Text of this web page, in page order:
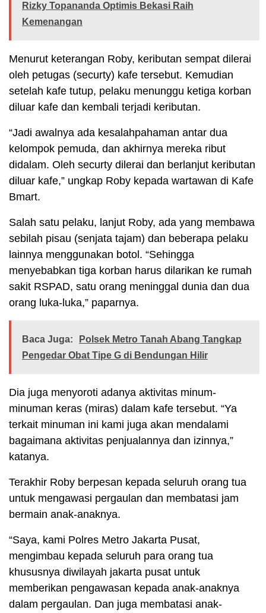
Rizky Topananda Optimis Bekasi Raih
Kemenangan
Menurut keterangan Roby, keributan sempat dilerai
oleh petugas (securty) kafe tersebut. Kemudian
setelah kafe tutup, pelaku menunggu ketiga korban
diluar kafe dan kembali terjadi keributan.
“Jadi awalnya ada kesalahpahaman antar dua
kelompok pemuda, dan akhirnya mereka ribut
didalam. Oleh securty dilerai dan berlanjut keributan
diluar kafe,” ungkap Roby kepada wartawan di Kafe
Bmart.
Salah satu pelaku, lanjut Roby, ada yang membawa
sebilah pisau (senjata tajam) dan beberapa pelaku
lainnya menggunakan botol. “Sehingga
menyebabkan tiga korban harus dilarikan ke rumah
sakit RSPAD, satu orang meninggal dunia dan dua
orang luka-luka,” paparnya.
Baca Juga:
Polsek Metro Tanah Abang Tangkap
Pengedar Obat Tipe G di Bendungan Hilir
Dia juga menyoroti adanya aktivitas minum-
minuman keras (miras) dalam kafe tersebut. “Ya
terkait minuman ini kami juga akan mendalami
bagaimana aktivitas penjualannya dan izinnya,”
katanya.
Terakhir Roby berpesan kepada seluruh orang tua
untuk mengawasi pergaulan dan membatasi jam
bermain anak-anaknya.
“Saya, kami Polres Metro Jakarta Pusat,
mengimbau kepada seluruh para orang tua
khususnya diwilayah jakarta pusat untuk
memberikan pengawasan kepada anak-anaknya
dalam pergaulan. Dan juga membatasi anak-